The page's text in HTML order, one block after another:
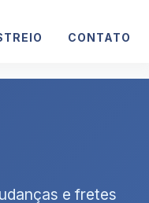
CONTATO
e fretes